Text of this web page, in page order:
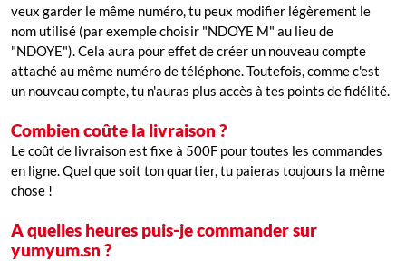
veux garder le même numéro, tu peux modifier légèrement le
nom utilisé (par exemple choisir "NDOYE M" au lieu de
"NDOYE"). Cela aura pour effet de créer un nouveau compte
attaché au même numéro de téléphone. Toutefois, comme c'est
un nouveau compte, tu n'auras plus accès à tes points de fidélité.
Combien coûte la livraison ?
Le coût de livraison est fixe à 500F pour toutes les commandes
en ligne. Quel que soit ton quartier, tu paieras toujours la même
chose !
A quelles heures puis-je commander sur
yumyum.sn ?